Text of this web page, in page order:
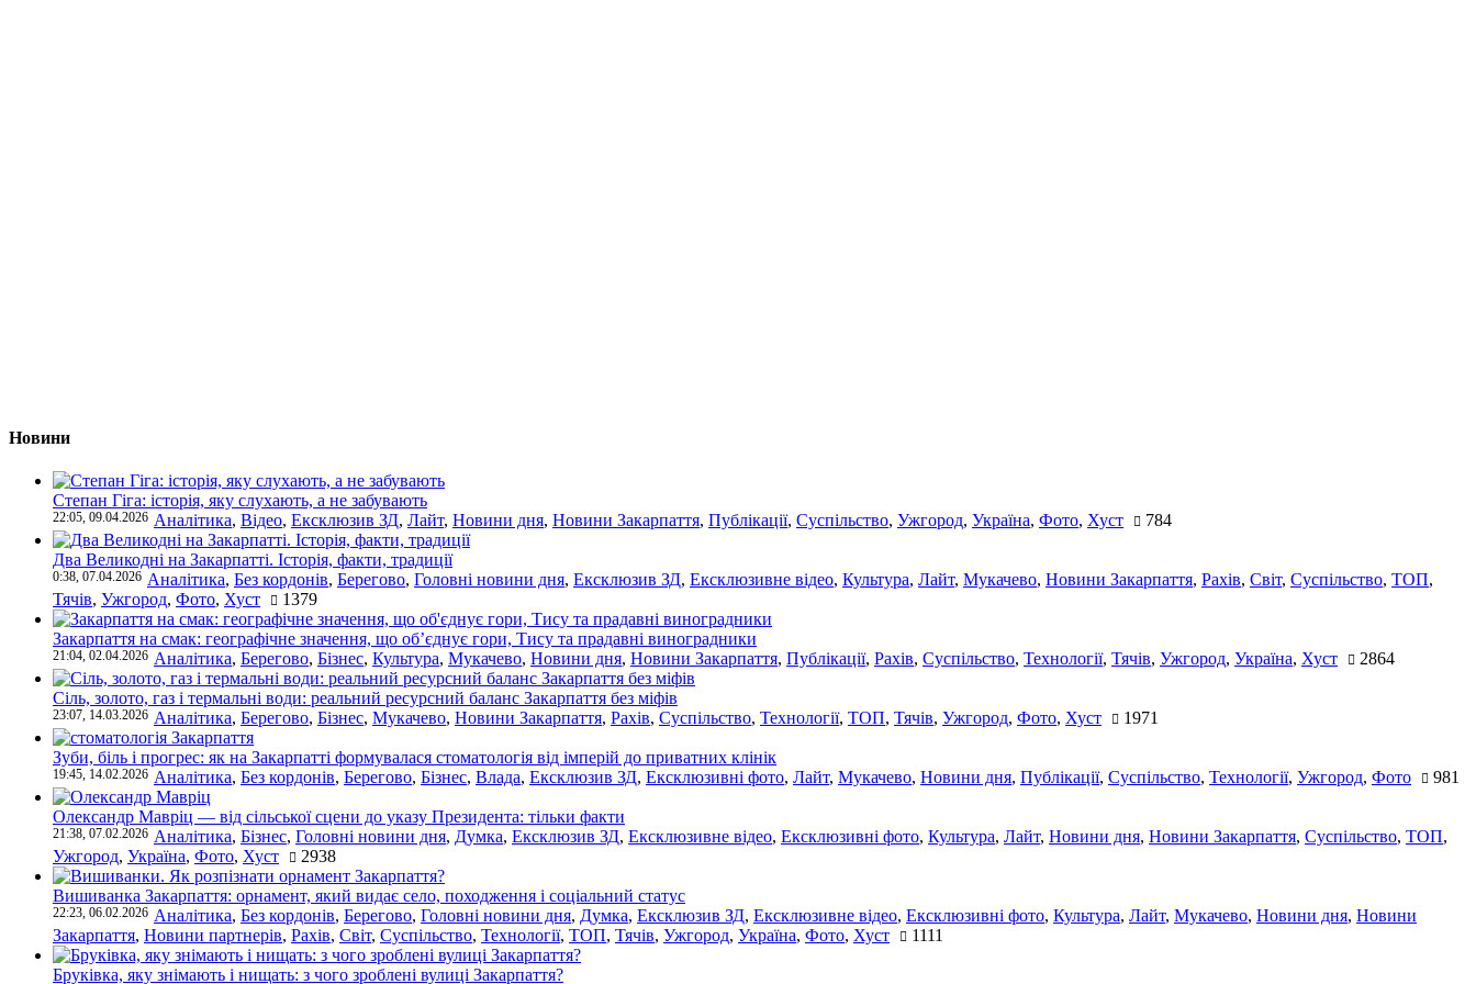
Новини
Степан Гіга: історія, яку слухають, а не забувають
22:05, 09.04.2026 Аналітика, Відео, Ексклюзив ЗД, Лайт, Новини дня, Новини Закарпаття, Публікації, Суспільство, Ужгород, Україна, Фото, Хуст 784
Два Великодні на Закарпатті. Історія, факти, традиції
0:38, 07.04.2026 Аналітика, Без кордонів, Берегово, Головні новини дня, Ексклюзив ЗД, Ексклюзивне відео, Культура, Лайт, Мукачево, Новини Закарпаття, Рахів, Світ, Суспільство, ТОП,
Тячів, Ужгород, Фото, Хуст 1379
Закарпаття на смак: географічне значення, що об’єднує гори, Тису та прадавні виноградники
21:04, 02.04.2026 Аналітика, Берегово, Бізнес, Культура, Мукачево, Новини дня, Новини Закарпаття, Публікації, Рахів, Суспільство, Технології, Тячів, Ужгород, Україна, Хуст 2864
Сіль, золото, газ і термальні води: реальний ресурсний баланс Закарпаття без міфів
23:07, 14.03.2026 Аналітика, Берегово, Бізнес, Мукачево, Новини Закарпаття, Рахів, Суспільство, Технології, ТОП, Тячів, Ужгород, Фото, Хуст 1971
Зуби, біль і прогрес: як на Закарпатті формувалася стоматологія від імперій до приватних клінік
19:45, 14.02.2026 Аналітика, Без кордонів, Берегово, Бізнес, Влада, Ексклюзив ЗД, Ексклюзивні фото, Лайт, Мукачево, Новини дня, Публікації, Суспільство, Технології, Ужгород, Фото 981
Олександр Мавріц — від сільської сцени до указу Президента: тільки факти
21:38, 07.02.2026 Аналітика, Бізнес, Головні новини дня, Думка, Ексклюзив ЗД, Ексклюзивне відео, Ексклюзивні фото, Культура, Лайт, Новини дня, Новини Закарпаття, Суспільство, ТОП,
Ужгород, Україна, Фото, Хуст 2938
Вишиванка Закарпаття: орнамент, який видає село, походження і соціальний статус
22:23, 06.02.2026 Аналітика, Без кордонів, Берегово, Головні новини дня, Думка, Ексклюзив ЗД, Ексклюзивне відео, Ексклюзивні фото, Культура, Лайт, Мукачево, Новини дня, Новини
Закарпаття, Новини партнерів, Рахів, Світ, Суспільство, Технології, ТОП, Тячів, Ужгород, Україна, Фото, Хуст 1111
Бруківка, яку знімають і нищать: з чого зроблені вулиці Закарпаття?